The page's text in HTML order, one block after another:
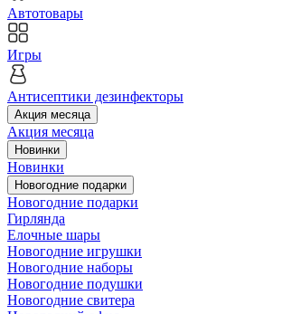
Автотовары
Игры
Антисептики дезинфекторы
Акция месяца
Акция месяца
Новинки
Новинки
Новогодние подарки
Новогодние подарки
Гирлянда
Елочные шары
Новогодние игрушки
Новогодние наборы
Новогодние подушки
Новогодние свитера